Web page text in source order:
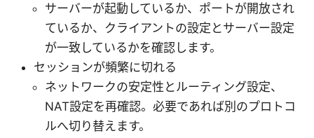
サーバーが起動しているか、ポートが開放され
ているか、クライアントの設定とサーバー設定
が一致しているかを確認します。
セッションが頻繁に切れる
ネットワークの安定性とルーティング設定、
NAT設定を再確認。必要であれば別のプロトコ
ルへ切り替えます。